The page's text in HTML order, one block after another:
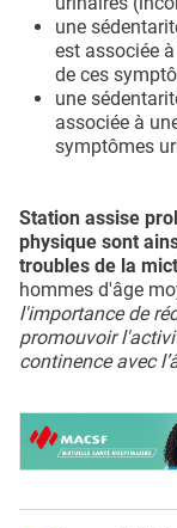
une
est associée
de ces
une
associée à
symptômes
Station assise
physique sont
troubles de la
hommes d'âge
l'importance de
promouvoir
continence avec